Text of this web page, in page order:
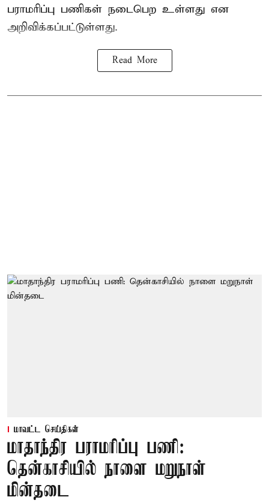
பராமரிப்பு பணிகள் நடைபெற உள்ளது என
அறிவிக்கப்பட்டுள்ளது.
Read More
மாவட்ட செய்திகள்
மாதாந்திர பராமரிப்பு பணி:
தென்காசியில் நாளை மறுநாள்
மின்தடை